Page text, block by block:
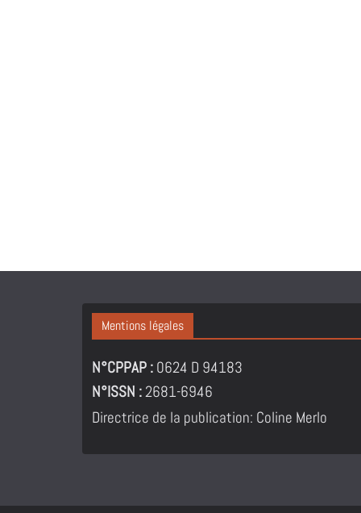
Mentions légales
N°CPPAP : 0624 D 94183
N°ISSN :2681-6946
Directrice de la publication: Coline Merlo